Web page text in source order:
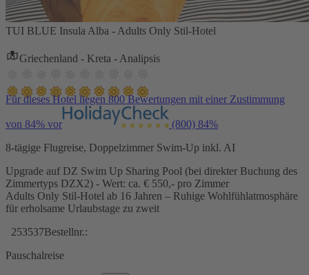
TUI BLUE Insula Alba - Adults Only Stil-Hotel
Griechenland - Kreta - Analipsis
Für dieses Hotel liegen 800 Bewertungen mit einer Zustimmung
von 84% vor (800) 84%
8-tägige Flugreise, Doppelzimmer Swim-Up inkl. AI
Upgrade auf DZ Swim Up Sharing Pool (bei direkter Buchung des
Zimmertyps DZX2) - Wert: ca. € 550,- pro Zimmer
Adults Only Stil-Hotel ab 16 Jahren – Ruhige Wohlfühlatmosphäre
für erholsame Urlaubstage zu zweit
253537Bestellnr.:
Pauschalreise